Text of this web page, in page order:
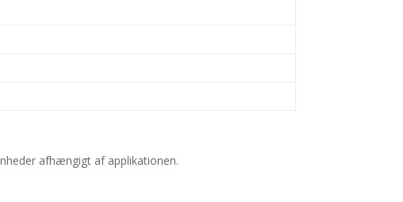
afhængigt af applikationen.